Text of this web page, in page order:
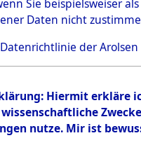
zwischen
km)
Leben
0003
Sie beispielsweiser
Daten nicht
der Arolsen
Hiermit erkläre
nutze. Mir ist